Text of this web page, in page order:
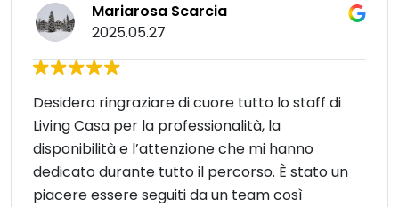
Mariarosa Scarcia
2025.05.27
Desidero ringraziare di cuore tutto lo staff di
Living Casa per la professionalità, la
disponibilità e l’attenzione che mi hanno
dedicato durante tutto il percorso. È stato un
piacere essere seguiti da un team così